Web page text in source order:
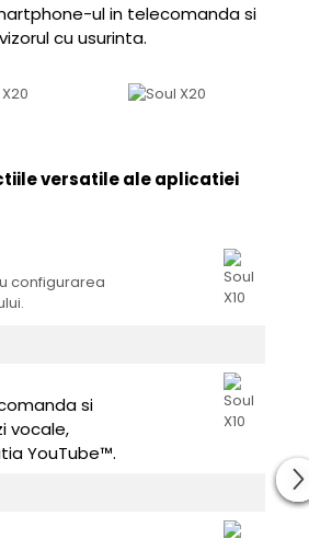
ul in telecomanda si
cu usurinta.
versatile ale aplicatiei
configurarea
si
vocale,
YouTube™.